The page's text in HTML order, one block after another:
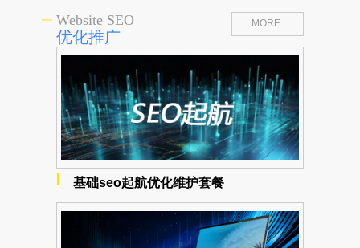
Website SEO
优化推广
MORE
基础seo起航优化维护套餐